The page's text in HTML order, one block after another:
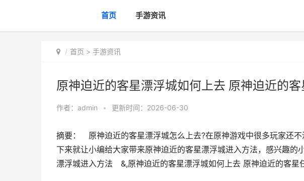
首页 手游资讯
首页 > 手游资讯
原神迫近的客星漂浮城如何上去 原神迫近的
作者： admin • 更新时间：2026-06-30
摘要： 原神迫近的客星漂浮城怎么上去?在原神游戏中很多玩家还
下来就让小编给大家带来原神迫近的客星漂浮城进入方法，感兴趣
漂浮城进入方法 &,原神迫近的客星漂浮城如何上去 原神迫近的客星